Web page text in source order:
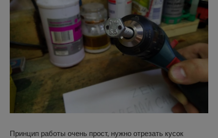
Принцип работы очень прост, нужно отрезать кусок